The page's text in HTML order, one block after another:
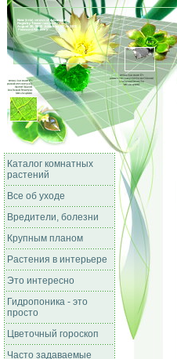
Каталог комнатных
растений
Все об уходе
Вредители, болезни
Крупным планом
Растения в интерьере
Это интересно
Гидропоника - это
просто
Цветочный гороскоп
Часто задаваемые